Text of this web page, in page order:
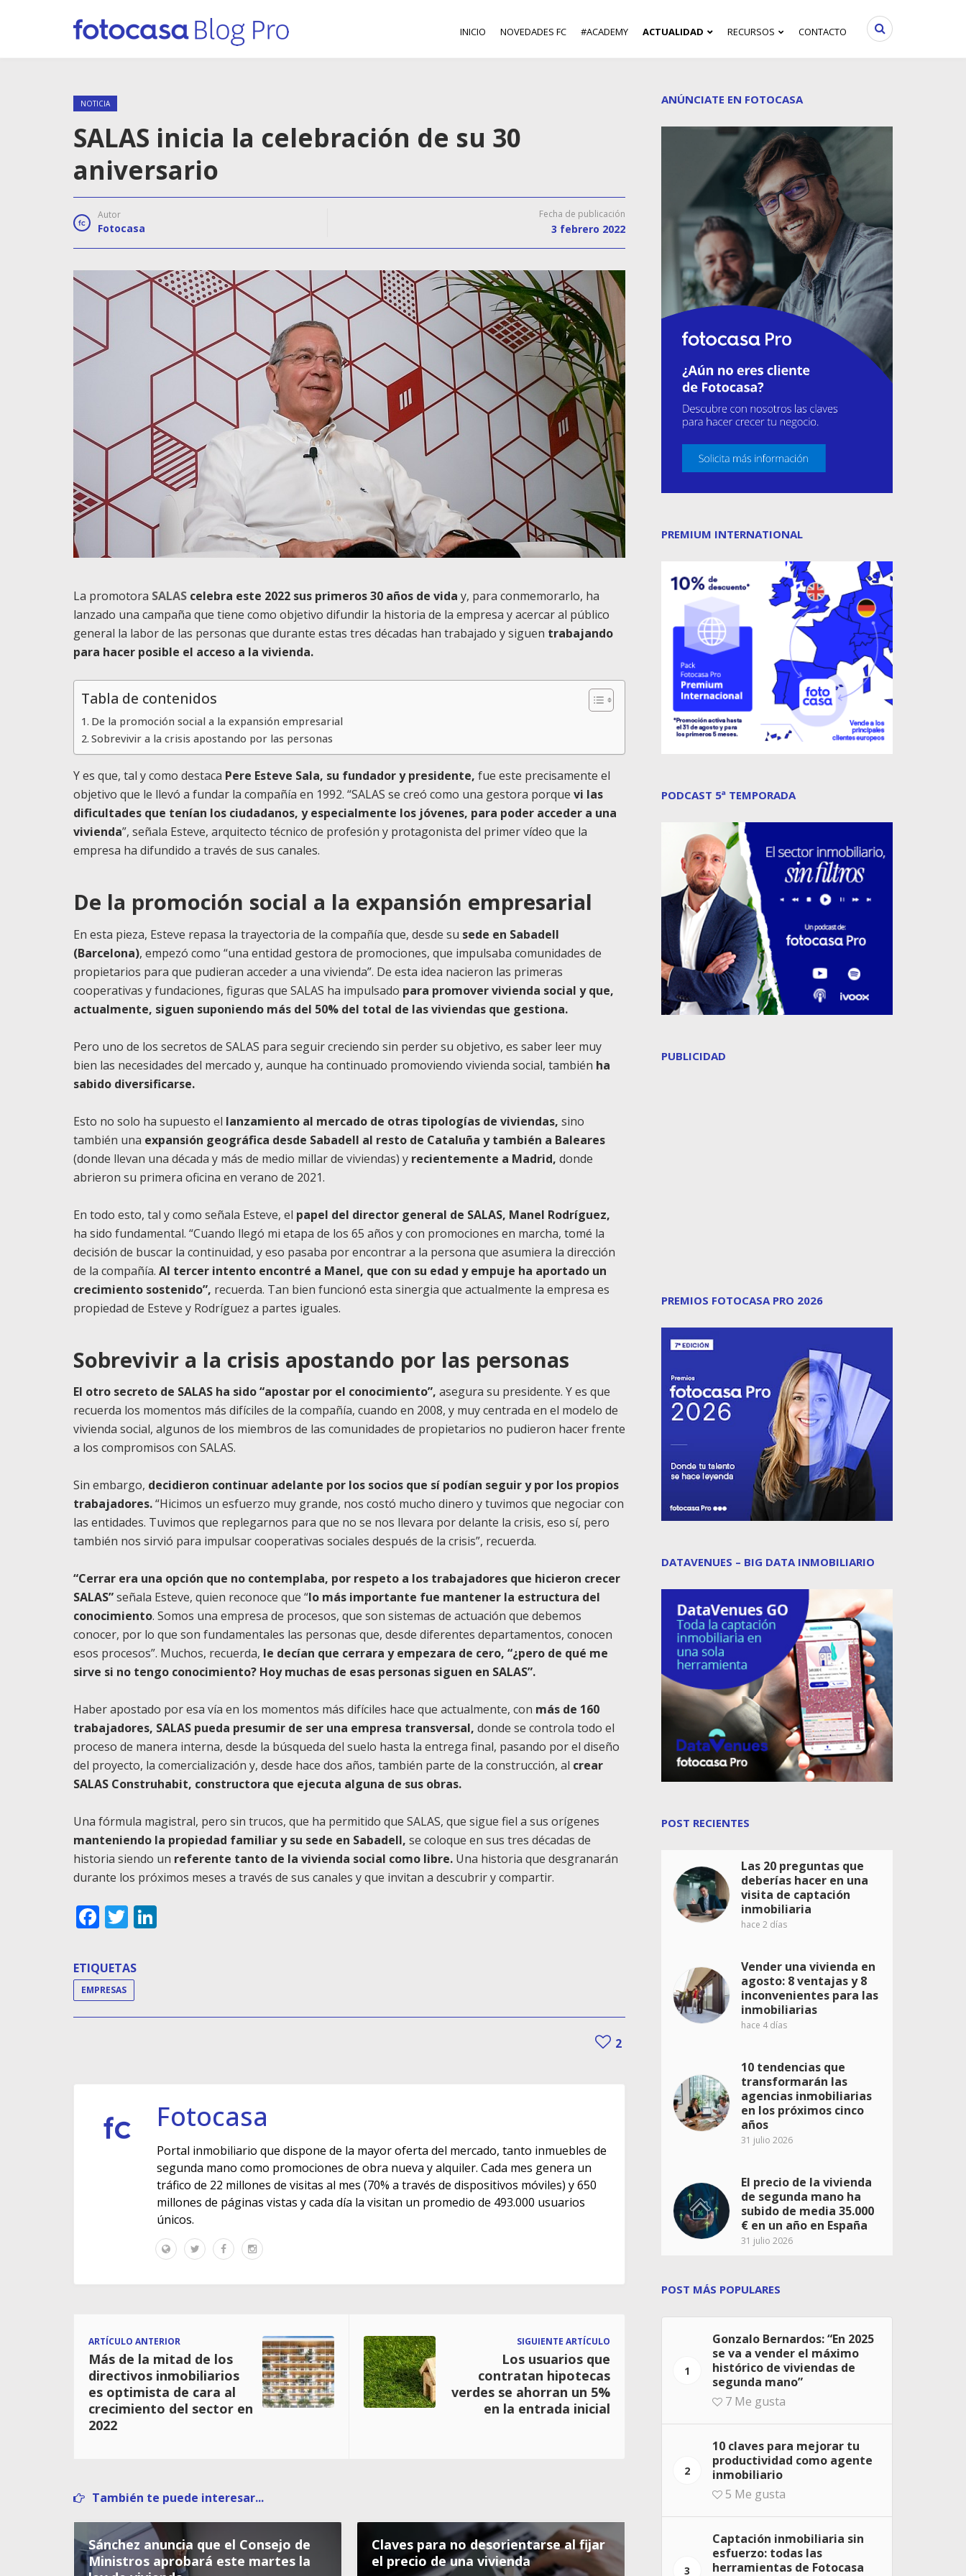
INICIO NOVEDADES FC #ACADEMY ACTUALIDAD RECURSOS CONTACTO
NOTICIA
SALAS inicia la celebración de su 30
aniversario
Autor
Fotocasa
Fecha de publicación
3 febrero 2022
La promotora SALAS celebra este 2022 sus primeros 30 años de vida y, para conmemorarlo, ha
lanzado una campaña que tiene como objetivo difundir la historia de la empresa y acercar al público
general la labor de las personas que durante estas tres décadas han trabajado y siguen trabajando
para hacer posible el acceso a la vivienda.
Tabla de contenidos
De la promoción social a la expansión empresarial
Sobrevivir a la crisis apostando por las personas
Y es que, tal y como destaca Pere Esteve Sala, su fundador y presidente, fue este precisamente el
objetivo que le llevó a fundar la compañía en 1992. “SALAS se creó como una gestora porque vi las
dificultades que tenían los ciudadanos, y especialmente los jóvenes, para poder acceder a una
vivienda”, señala Esteve, arquitecto técnico de profesión y protagonista del primer vídeo que la
empresa ha difundido a través de sus canales.
De la promoción social a la expansión empresarial
En esta pieza, Esteve repasa la trayectoria de la compañía que, desde su sede en Sabadell
(Barcelona), empezó como “una entidad gestora de promociones, que impulsaba comunidades de
propietarios para que pudieran acceder a una vivienda”. De esta idea nacieron las primeras
cooperativas y fundaciones, figuras que SALAS ha impulsado para promover vivienda social y que,
actualmente, siguen suponiendo más del 50% del total de las viviendas que gestiona.
Pero uno de los secretos de SALAS para seguir creciendo sin perder su objetivo, es saber leer muy
bien las necesidades del mercado y, aunque ha continuado promoviendo vivienda social, también ha
sabido diversificarse.
Esto no solo ha supuesto el lanzamiento al mercado de otras tipologías de viviendas, sino
también una expansión geográfica desde Sabadell al resto de Cataluña y también a Baleares
(donde llevan una década y más de medio millar de viviendas) y recientemente a Madrid, donde
abrieron su primera oficina en verano de 2021.
En todo esto, tal y como señala Esteve, el papel del director general de SALAS, Manel Rodríguez,
ha sido fundamental. “Cuando llegó mi etapa de los 65 años y con promociones en marcha, tomé la
decisión de buscar la continuidad, y eso pasaba por encontrar a la persona que asumiera la dirección
de la compañía. Al tercer intento encontré a Manel, que con su edad y empuje ha aportado un
crecimiento sostenido”, recuerda. Tan bien funcionó esta sinergia que actualmente la empresa es
propiedad de Esteve y Rodríguez a partes iguales.
Sobrevivir a la crisis apostando por las personas
El otro secreto de SALAS ha sido “apostar por el conocimiento”, asegura su presidente. Y es que
recuerda los momentos más difíciles de la compañía, cuando en 2008, y muy centrada en el modelo de
vivienda social, algunos de los miembros de las comunidades de propietarios no pudieron hacer frente
a los compromisos con SALAS.
Sin embargo, decidieron continuar adelante por los socios que sí podían seguir y por los propios
trabajadores.“Hicimos un esfuerzo muy grande, nos costó mucho dinero y tuvimos que negociar con
las entidades. Tuvimos que replegarnos para que no se nos llevara por delante la crisis, eso sí, pero
también nos sirvió para impulsar cooperativas sociales después de la crisis”, recuerda.
“Cerrar era una opción que no contemplaba, por respeto a los trabajadores que hicieron crecer
SALAS”señala Esteve, quien reconoce que “lo más importante fue mantener la estructura del
conocimiento. Somos una empresa de procesos, que son sistemas de actuación que debemos
conocer, por lo que son fundamentales las personas que, desde diferentes departamentos, conocen
esos procesos”. Muchos, recuerda, le decían que cerrara y empezara de cero, “¿pero de qué me
sirve si no tengo conocimiento? Hoy muchas de esas personas siguen en SALAS”.
Haber apostado por esa vía en los momentos más difíciles hace que actualmente, con más de 160
trabajadores, SALAS pueda presumir de ser una empresa transversal, donde se controla todo el
proceso de manera interna, desde la búsqueda del suelo hasta la entrega final, pasando por el diseño
del proyecto, la comercialización y, desde hace dos años, también parte de la construcción, al crear
SALAS Construhabit, constructora que ejecuta alguna de sus obras.
Una fórmula magistral, pero sin trucos, que ha permitido que SALAS, que sigue fiel a sus orígenes
manteniendo la propiedad familiar y su sede en Sabadell, se coloque en sus tres décadas de
historia siendo un referente tanto de la vivienda social como libre. Una historia que desgranarán
durante los próximos meses a través de sus canales y que invitan a descubrir y compartir.
Facebook
Twitter
ETIQUETAS
EMPRESAS
2
Fotocasa
Portal inmobiliario que dispone de la mayor oferta del mercado, tanto inmuebles de
segunda mano como promociones de obra nueva y alquiler. Cada mes genera un
tráfico de 22 millones de visitas al mes (70% a través de dispositivos móviles) y 650
millones de páginas vistas y cada día la visitan un promedio de 493.000 usuarios
únicos.
ARTÍCULO ANTERIOR
Más de la mitad de los
directivos inmobiliarios
es optimista de cara al
crecimiento del sector en
2022
SIGUIENTE ARTÍCULO
Los usuarios que
contratan hipotecas
verdes se ahorran un 5%
en la entrada inicial
También te puede interesar...
Sánchez anuncia que el Consejo de
Ministros aprobará este martes la
Claves para no desorientarse al fijar
el precio de una vivienda
ANÚNCIATE EN FOTOCASA
PREMIUM INTERNATIONAL
PODCAST 5ª TEMPORADA
PUBLICIDAD
PREMIOS FOTOCASA PRO 2026
DATAVENUES – BIG DATA INMOBILIARIO
POST RECIENTES
Las 20 preguntas que
deberías hacer en una
visita de captación
inmobiliaria
hace 2 días
Vender una vivienda en
agosto: 8 ventajas y 8
inconvenientes para las
inmobiliarias
hace 4 días
10 tendencias que
transformarán las
agencias inmobiliarias
en los próximos cinco
años
31 julio 2026
El precio de la vivienda
de segunda mano ha
subido de media 35.000
€ en un año en España
31 julio 2026
POST MÁS POPULARES
1
Gonzalo Bernardos: “En 2025
se va a vender el máximo
histórico de viviendas de
segunda mano”
7 Me gusta
2
10 claves para mejorar tu
productividad como agente
inmobiliario
5 Me gusta
3
Captación inmobiliaria sin
esfuerzo: todas las
herramientas de Fotocasa